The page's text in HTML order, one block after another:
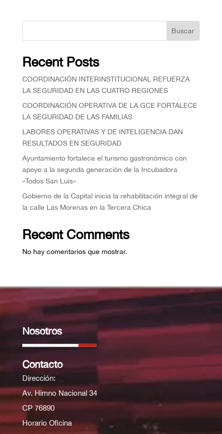
Buscar
Recent Posts
COORDINACIÓN INTERINSTITUCIONAL REFUERZA
LA SEGURIDAD EN LAS CUATRO REGIONES
COORDINACIÓN OPERATIVA DE LA GCE FORTALECE
LA SEGURIDAD DE LAS FAMILIAS
⁠LABORES OPERATIVAS Y DE INTELIGENCIA DAN
RESULTADOS EN SEGURIDAD
Ayuntamiento fortalece el turismo gastronómico con
apoyo a la segunda generación de la Incubadora
«Todos San Luis»
Gobierno de la Capital inicia la rehabilitación integral de
la calle Las Morenas en la Tercera Chica
Recent Comments
No hay comentarios que mostrar.
Nosotros
Contacto
Dirección:
Av. Himno Nacional 34
CP 76890
Horario Oficina